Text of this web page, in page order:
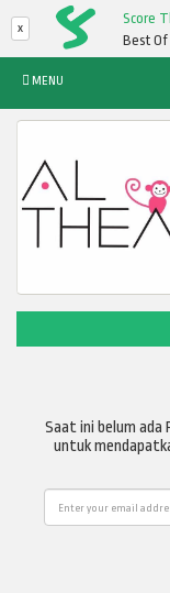
x
Score
Best Of
MENU
Saat ini belum ada
untuk